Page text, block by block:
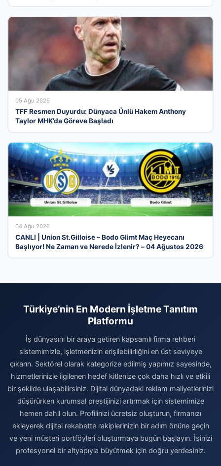
05 Ağu 2026
TFF Resmen Duyurdu: Dünyaca Ünlü Hakem Anthony
Taylor MHK’da Göreve Başladı
04 Ağu 2026
CANLI | Union St.Gilloise – Bodo Glimt Maç Heyecanı
Başlıyor! Ne Zaman ve Nerede İzlenir? – 04 Ağustos 2026
Türkiye’nin En Modern İşletme Tanıtım
Platformu
İş dünyasını bir araya getiren kapsamlı firma rehberi
sistemimizle, işletmenizin erişilebilirliğini en üst seviyeye
çıkarın. Sektörel olarak kategorize edilmiş yapımız sayesinde,
hizmetlerinizle ilgilenen hedef kitlenize çok daha hızlı ve etkili
bir şekilde ulaşabilirsiniz. Dijital dünyadaki reklam maliyetlerinizi
düşürürken kurumsal prestijinizi artırmak için sistemimize
hemen dahil olun. Profilinizi ücretsiz oluşturun, firmanızı
ekleyerek dijital rekabette rakiplerinizin bir adım önüne geçin
ve yeni müşteri portföyleri oluşturmaya bugün başlayın. İşinizi
profesyonel bir altyapıyla büyütmek için doğru yerdesiniz.